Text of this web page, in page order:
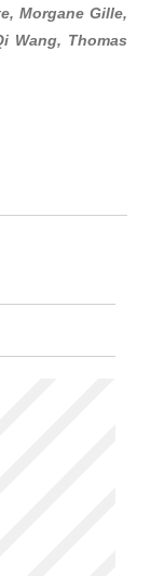
Morgane Gille,
Wang, Thomas